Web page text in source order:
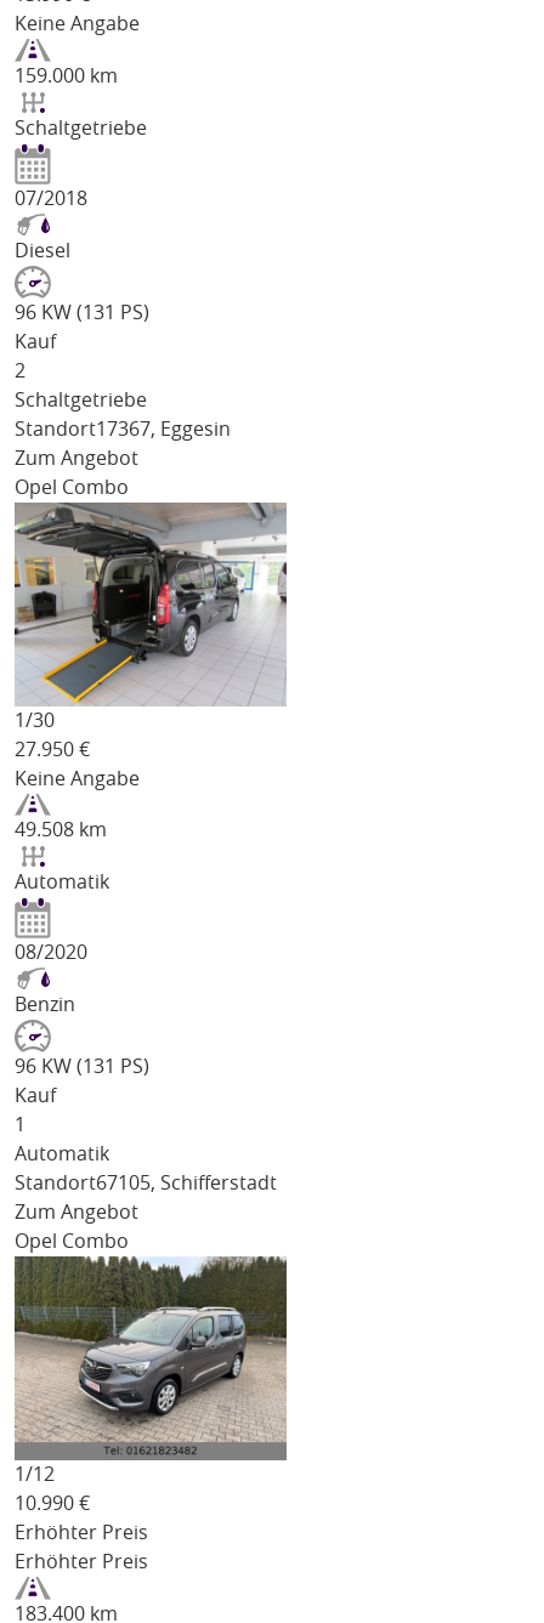
Keine Angabe
159.000 km
Schaltgetriebe
07/2018
Diesel
96 KW (131 PS)
Kauf
2
Schaltgetriebe
Standort17367, Eggesin
Zum Angebot
Opel Combo
1/30
27.950 €
Keine Angabe
49.508 km
Automatik
08/2020
Benzin
96 KW (131 PS)
Kauf
1
Automatik
Standort67105, Schifferstadt
Zum Angebot
Opel Combo
1/12
10.990 €
Erhöhter Preis
Erhöhter Preis
183.400 km